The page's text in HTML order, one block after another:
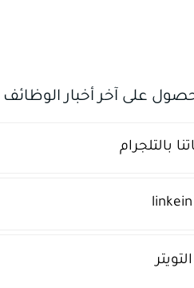
على آخر أخبار الوظائف
بالتلجرام